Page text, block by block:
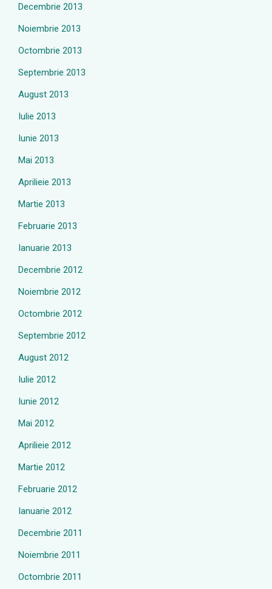
Decembrie 2013
Noiembrie 2013
Octombrie 2013
Septembrie 2013
August 2013
Iulie 2013
Iunie 2013
Mai 2013
Aprilieie 2013
Martie 2013
Februarie 2013
Ianuarie 2013
Decembrie 2012
Noiembrie 2012
Octombrie 2012
Septembrie 2012
August 2012
Iulie 2012
Iunie 2012
Mai 2012
Aprilieie 2012
Martie 2012
Februarie 2012
Ianuarie 2012
Decembrie 2011
Noiembrie 2011
Octombrie 2011